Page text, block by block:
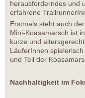
herausforderndes und
erfahrene
Erstmals steht auch
Mini-Koasamarsch ist
kurze und
LäuferInnen
und Teil der
Nachhaltigkeit im